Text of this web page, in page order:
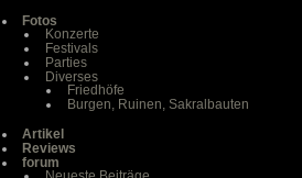
Fotos
Konzerte
Festivals
Parties
Diverses
Friedhöfe
Burgen, Ruinen, Sakralbauten
Artikel
Reviews
forum